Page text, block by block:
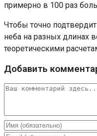
примерно в 100 раз
Чтобы точно
неба на разных длинах
теоретическими
Добавить
Комментарий
Введите